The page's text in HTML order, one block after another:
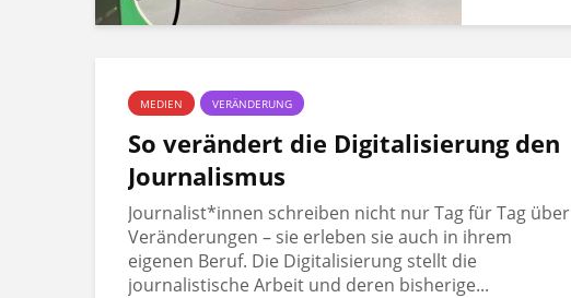
MEDIEN VERÄNDERUNG
So verändert die Digitalisierung den
Journalismus
Journalist*innen schreiben nicht nur Tag für Tag über
Veränderungen – sie erleben sie auch in ihrem
eigenen Beruf. Die Digitalisierung stellt die
journalistische Arbeit und deren bisherige...